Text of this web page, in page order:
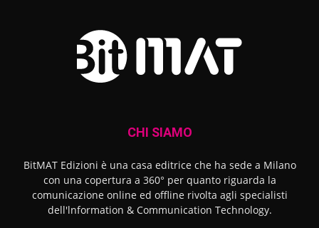
CHI SIAMO
BitMAT Edizioni è una casa editrice che ha sede a Milano
con una copertura a 360° per quanto riguarda la
comunicazione online ed offline rivolta agli specialisti
dell'lnformation & Communication Technology.